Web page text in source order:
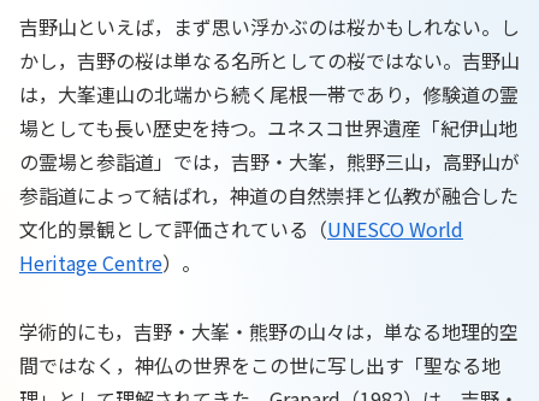
吉野山といえば，まず思い浮かぶのは桜かもしれない。し
かし，吉野の桜は単なる名所としての桜ではない。吉野山
は，大峯連山の北端から続く尾根一帯であり，修験道の霊
場としても長い歴史を持つ。ユネスコ世界遺産「紀伊山地
の霊場と参詣道」では，吉野・大峯，熊野三山，高野山が
参詣道によって結ばれ，神道の自然崇拝と仏教が融合した
文化的景観として評価されている（UNESCO World
Heritage Centre）。
学術的にも，吉野・大峯・熊野の山々は，単なる地理的空
間ではなく，神仏の世界をこの世に写し出す「聖なる地